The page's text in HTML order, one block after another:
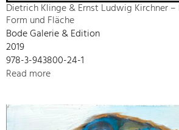
Dietrich Klinge & Ernst Ludwig Kirchner
Form und Fläche
Bode Galerie & Edition
2019
978-3-943800-24-1
Read more